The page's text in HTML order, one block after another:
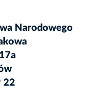
Narodowego
22